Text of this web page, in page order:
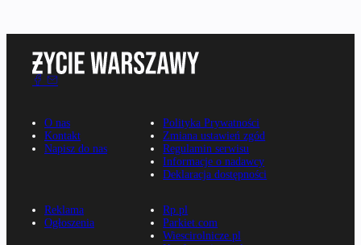
O nas
Kontakt
Napisz do nas
Polityka Prywatności
Zmiana ustawień zgód
Regulamin serwisu
Informacje o nadawcy
Deklaracja dostępności
Reklama
Ogłoszenia
Rp.pl
Parkiet.com
Wiescirolnicze.pl